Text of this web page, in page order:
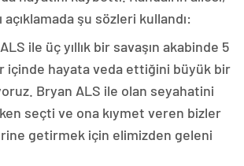
açıklamada şu sözleri kullandı:
ile üç yıllık bir savaşın akabinde 5
içinde hayata veda ettiğini büyük bir
Bryan ALS ile olan seyahatini
seçti ve ona kıymet veren bizler
getirmek için elimizden geleni